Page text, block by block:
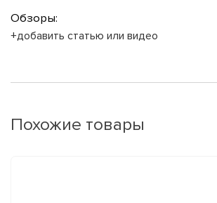
Обзоры:
+добавить статью или видео
Похожие товары